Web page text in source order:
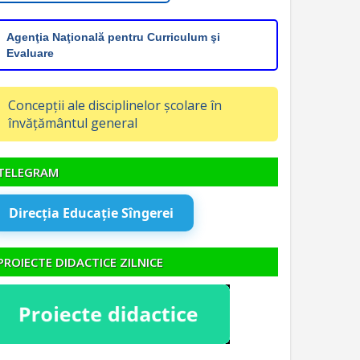
Agenţia Naţională pentru Curriculum şi
Evaluare
Concepții ale disciplinelor școlare în
învățământul general
Direcția Educație Sîngerei
DIDACTICE ZILNICE